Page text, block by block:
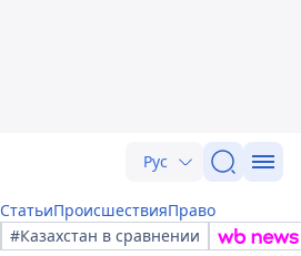
Рус
СтатьиПроисшествияПраво
#Казахстан в сравнении